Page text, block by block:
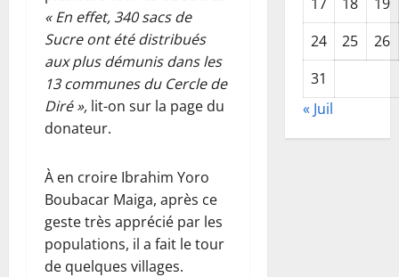
« En effet, 340 sacs de
Sucre ont été distribués
aux plus démunis dans les
13 communes du Cercle de
Diré », lit-on sur la page du
donateur.
À en croire Ibrahim Yoro
Boubacar Maiga, après ce
geste très apprécié par les
populations, il a fait le tour
de quelques villages.
24
25
26
31
« Juil